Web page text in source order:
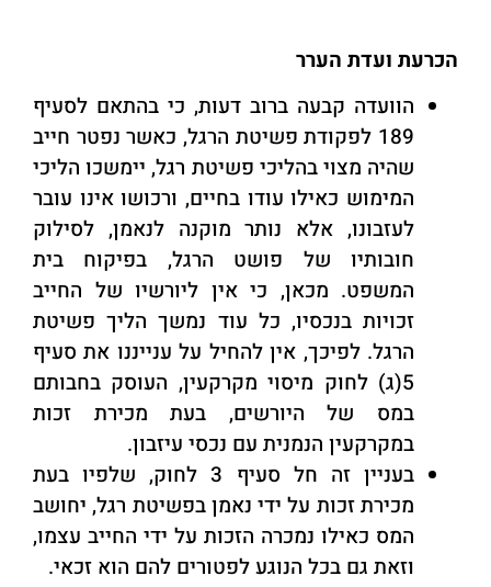
הכרעת ועדת הערר
הוועדה קבעה ברוב דעות, כי בהתאם לסעיף
189 לפקודת פשיטת הרגל, כאשר נפטר חייב
שהיה מצוי בהליכי פשיטת רגל, יימשכו הליכי
המימוש כאילו עודו בחיים, ורכושו אינו עובר
לעזבונו, אלא נותר מוקנה לנאמן, לסילוק
חובותיו של פושט הרגל, בפיקוח בית
המשפט. מכאן, כי אין ליורשיו של החייב
זכויות בנכסיו, כל עוד נמשך הליך פשיטת
הרגל. לפיכך, אין להחיל על ענייננו את סעיף
5(ג) לחוק מיסוי מקרקעין, העוסק בחבותם
במס של היורשים, בעת מכירת זכות
במקרקעין הנמנית עם נכסי עיזבון.
בעניין זה חל סעיף 3 לחוק, שלפיו בעת
מכירת זכות על ידי נאמן בפשיטת רגל, יחושב
המס כאילו נמכרה הזכות על ידי החייב עצמו,
וזאת גם בכל הנוגע לפטורים להם הוא זכאי.